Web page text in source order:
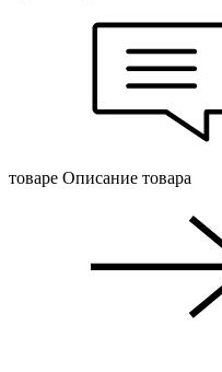
товаре Описание товара